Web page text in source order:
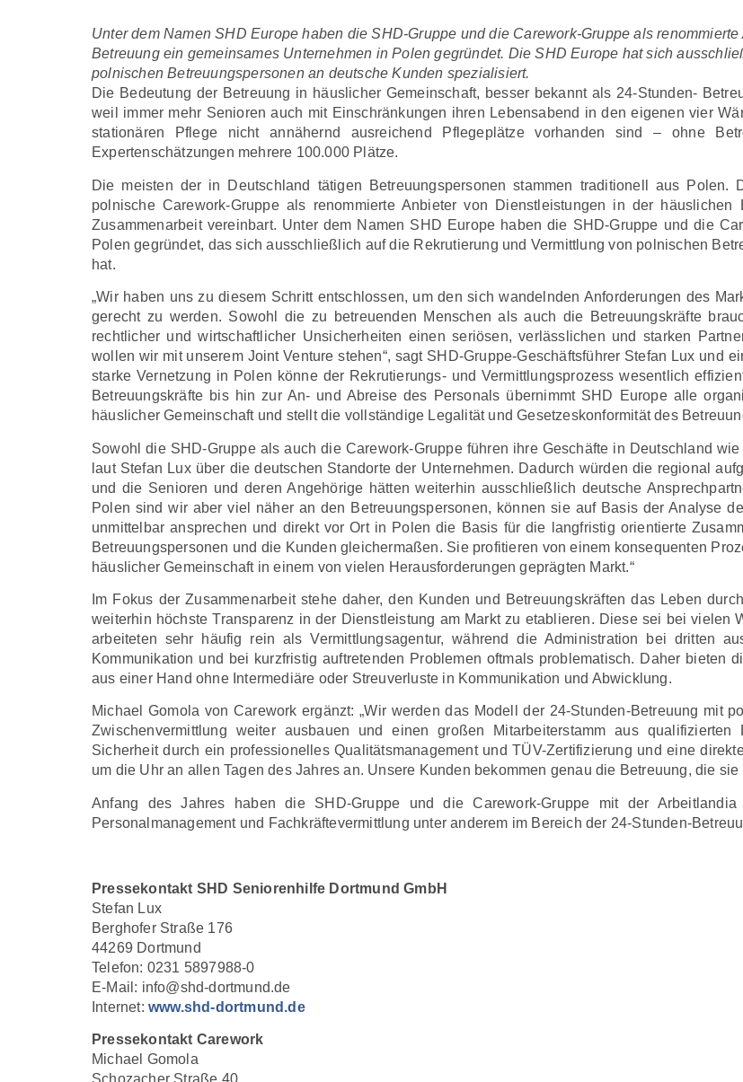
Unter dem Namen SHD Europe haben die SHD-Gruppe und die Carework-Gruppe als
Betreuung ein gemeinsames Unternehmen in Polen gegründet. Die SHD Europe hat sich
polnischen Betreuungspersonen an deutsche Kunden spezialisiert.
Die Bedeutung der Betreuung in häuslicher Gemeinschaft, besser bekannt als 24-Stunden-
weil immer mehr Senioren auch mit Einschränkungen ihren Lebensabend in den eigenen vier
stationären Pflege nicht annähernd ausreichend Pflegeplätze vorhanden sind – ohne
Expertenschätzungen mehrere 100.000 Plätze.
Die meisten der in Deutschland tätigen Betreuungspersonen stammen traditionell aus
polnische Carework-Gruppe als renommierte Anbieter von Dienstleistungen in der
Zusammenarbeit vereinbart. Unter dem Namen SHD Europe haben die SHD-Gruppe und die
Polen gegründet, das sich ausschließlich auf die Rekrutierung und Vermittlung von polnischen
hat.
„Wir haben uns zu diesem Schritt entschlossen, um den sich wandelnden Anforderungen des
gerecht zu werden. Sowohl die zu betreuenden Menschen als auch die Betreuungskräfte
rechtlicher und wirtschaftlicher Unsicherheiten einen seriösen, verlässlichen und starken
wollen wir mit unserem Joint Venture stehen“, sagt SHD-Gruppe-Geschäftsführer Stefan Lux und
starke Vernetzung in Polen könne der Rekrutierungs- und Vermittlungsprozess wesentlich
Betreuungskräfte bis hin zur An- und Abreise des Personals übernimmt SHD Europe alle
häuslicher Gemeinschaft und stellt die vollständige Legalität und Gesetzeskonformität des
Sowohl die SHD-Gruppe als auch die Carework-Gruppe führen ihre Geschäfte in Deutschland
laut Stefan Lux über die deutschen Standorte der Unternehmen. Dadurch würden die regional
und die Senioren und deren Angehörige hätten weiterhin ausschließlich deutsche
Polen sind wir aber viel näher an den Betreuungspersonen, können sie auf Basis der Analyse
unmittelbar ansprechen und direkt vor Ort in Polen die Basis für die langfristig orientierte
Betreuungspersonen und die Kunden gleichermaßen. Sie profitieren von einem konsequenten
häuslicher Gemeinschaft in einem von vielen Herausforderungen geprägten Markt.“
Im Fokus der Zusammenarbeit stehe daher, den Kunden und Betreuungskräften das Leben
weiterhin höchste Transparenz in der Dienstleistung am Markt zu etablieren. Diese sei bei vielen
arbeiteten sehr häufig rein als Vermittlungsagentur, während die Administration bei dritten
Kommunikation und bei kurzfristig auftretenden Problemen oftmals problematisch. Daher bieten
aus einer Hand ohne Intermediäre oder Streuverluste in Kommunikation und Abwicklung.
Michael Gomola von Carework ergänzt: „Wir werden das Modell der 24-Stunden-Betreuung mit
Zwischenvermittlung weiter ausbauen und einen großen Mitarbeiterstamm aus
Sicherheit durch ein professionelles Qualitätsmanagement und TÜV-Zertifizierung und eine
um die Uhr an allen Tagen des Jahres an. Unsere Kunden bekommen genau die Betreuung, die
Anfang des Jahres haben die SHD-Gruppe und die Carework-Gruppe mit der
Personalmanagement und Fachkräftevermittlung unter anderem im Bereich der 24-Stunden-
Pressekontakt SHD Seniorenhilfe Dortmund GmbH
Stefan Lux
Berghofer Straße 176
44269 Dortmund
Telefon: 0231 5897988-0
E-Mail: info@shd-dortmund.de
Internet: www.shd-dortmund.de
Pressekontakt Carework
Michael Gomola
Schozacher Straße 40